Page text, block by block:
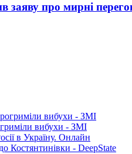
заяву про мирні
вибухи - ЗМІ
в Україну. Онлайн
Костянтинівки - DeepState